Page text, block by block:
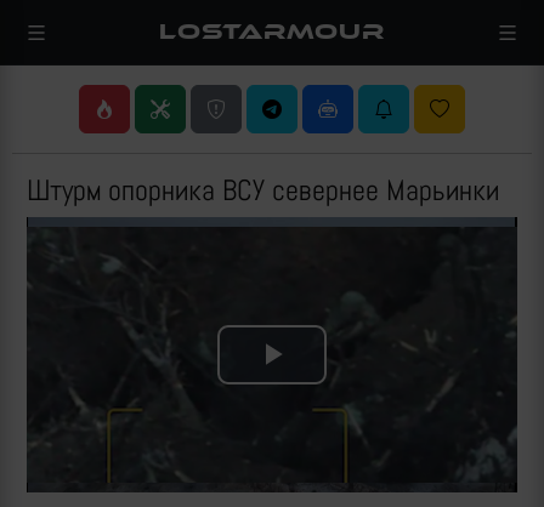
LOSTARMOUR
Штурм опорника ВСУ севернее Марьинки
Play
Video